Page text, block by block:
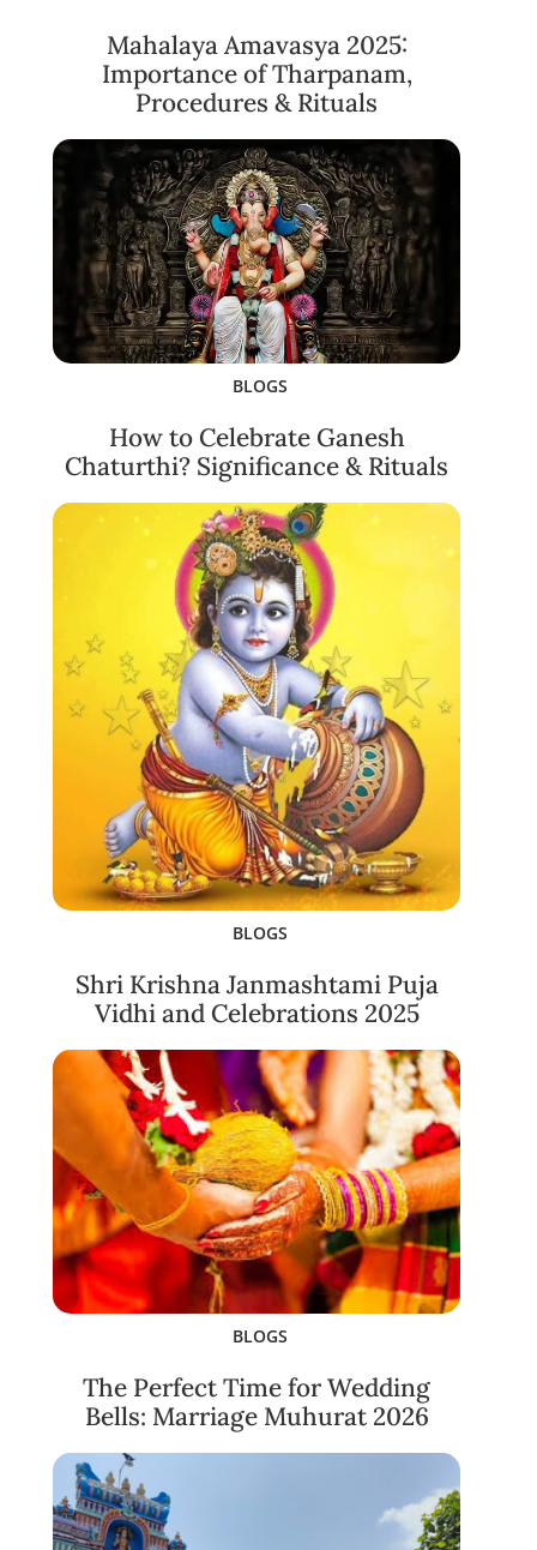
Mahalaya Amavasya 2025:
Importance of Tharpanam,
Procedures & Rituals
BLOGS
How to Celebrate Ganesh
Chaturthi? Significance & Rituals
BLOGS
Shri Krishna Janmashtami Puja
Vidhi and Celebrations 2025
BLOGS
The Perfect Time for Wedding
Bells: Marriage Muhurat 2026